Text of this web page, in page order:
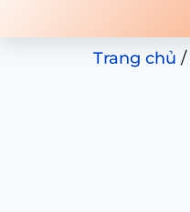
Trang chủ /